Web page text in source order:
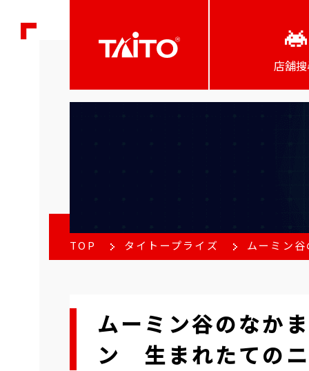
店舖
TOP タイトープライズ ムーミン
ムーミン谷のなか
ン 生まれたての